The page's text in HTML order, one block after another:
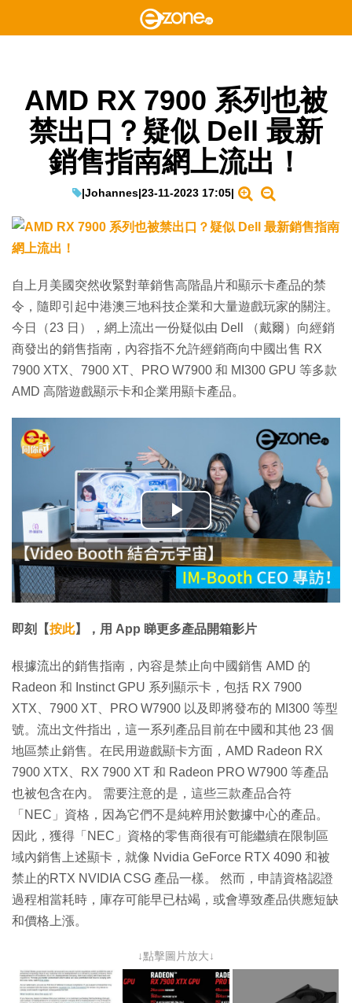
AMD RX 7900 系列也被
禁出口？疑似 Dell 最新
銷售指南網上流出！
|Johannes|23-11-2023 17:05|
自上月美國突然收緊對華銷售高階晶片和顯示卡產品的禁
令，隨即引起中港澳三地科技企業和大量遊戲玩家的關注。
今日（23 日），網上流出一份疑似由 Dell （戴爾）向經銷
商發出的銷售指南，內容指不允許經銷商向中國出售 RX
7900 XTX、7900 XT、PRO W7900 和 MI300 GPU 等多款
AMD 高階遊戲顯示卡和企業用顯卡產品。
播
放
影
片
即刻【按此】，用 App 睇更多產品開箱影片
根據流出的銷售指南，內容是禁止向中國銷售 AMD 的
Radeon 和 Instinct GPU 系列顯示卡，包括 RX 7900
XTX、7900 XT、PRO W7900 以及即將發布的 MI300 等型
號。流出文件指出，這一系列產品目前在中國和其他 23 個
地區禁止銷售。在民用遊戲顯卡方面，AMD Radeon RX
7900 XTX、RX 7900 XT 和 Radeon PRO W7900 等產品
也被包含在內。 需要注意的是，這些三款產品合符
「NEC」資格，因為它們不是純粹用於數據中心的產品。
因此，獲得「NEC」資格的零售商很有可能繼續在限制區
域內銷售上述顯卡，就像 Nvidia GeForce RTX 4090 和被
禁止的RTX NVIDIA CSG 產品一樣。 然而，申請資格認證
過程相當耗時，庫存可能早已枯竭，或會導致產品供應短缺
和價格上漲。
↓點擊圖片放大↓